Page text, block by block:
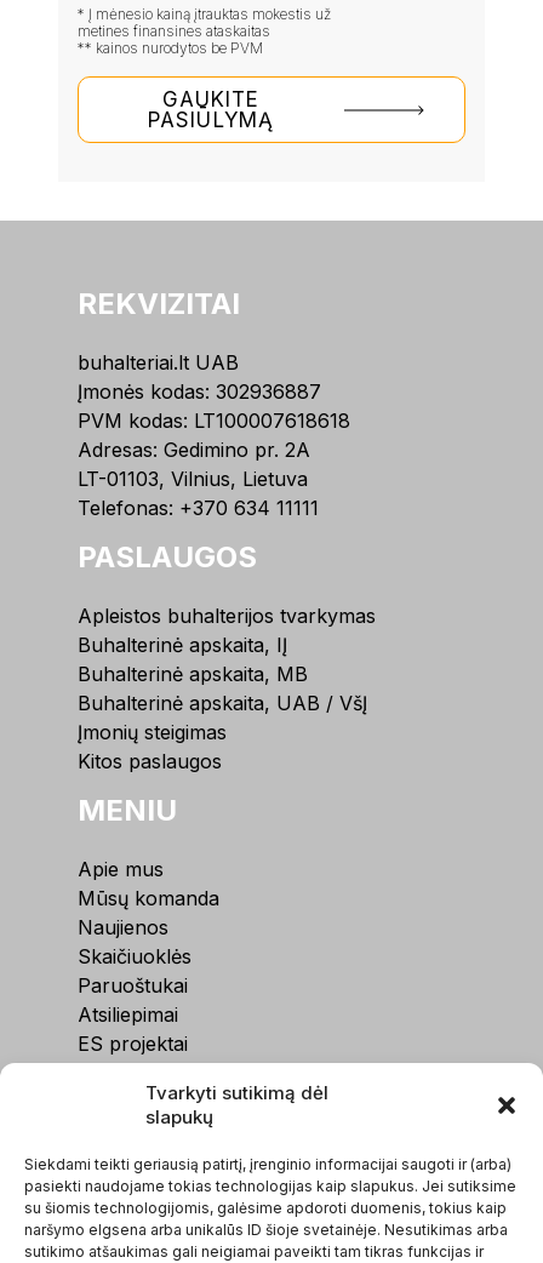
Tvarkyti sutikimą dėl
slapukų
Siekdami teikti geriausią patirtį, įrenginio informacijai saugoti ir (arba)
pasiekti naudojame tokias technologijas kaip slapukus. Jei sutiksime
su šiomis technologijomis, galėsime apdoroti duomenis, tokius kaip
naršymo elgsena arba unikalūs ID šioje svetainėje. Nesutikimas arba
sutikimo atšaukimas gali neigiamai paveikti tam tikras funkcijas ir
* Į mėnesio kainą įtrauktas mokestis už
metines finansines ataskaitas
** kainos nurodytos be PVM
GAUKITE
PASIŪLYMĄ
REKVIZITAI
buhalteriai.lt UAB
Įmonės kodas: 302936887
PVM kodas: LT100007618618
Adresas: Gedimino pr. 2A
LT-01103, Vilnius, Lietuva
Telefonas: +370 634 11111
PASLAUGOS
Apleistos buhalterijos tvarkymas
Buhalterinė apskaita, IĮ
Buhalterinė apskaita, MB
Buhalterinė apskaita, UAB / VšĮ
Įmonių steigimas
Kitos paslaugos
MENIU
Apie mus
Mūsų komanda
Naujienos
Skaičiuoklės
Paruoštukai
Atsiliepimai
ES projektai